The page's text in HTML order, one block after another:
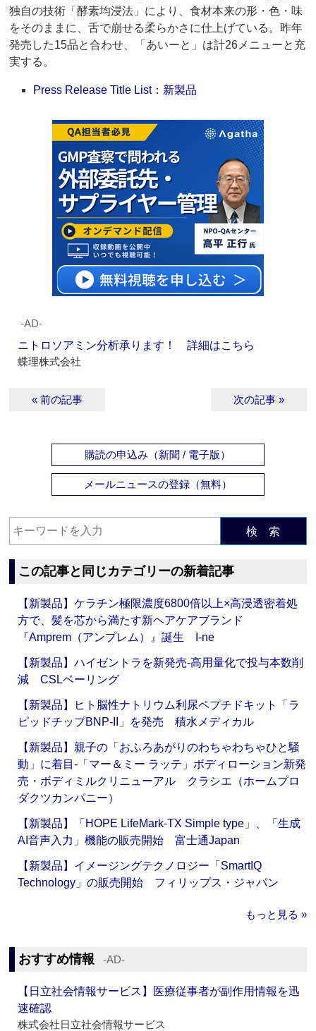
独自の技術「酵素均浸法」により、食材本来の形・色・味
をそのままに、舌で崩せる柔らかさに仕上げている。昨年
発売した15品と合わせ、「あいーと」は計26メニューと充
実する。
Press Release Title List：新製品
‐AD‐
ニトロソアミン分析承ります！ 詳細はこちら
蝶理株式会社
« 前の記事 次の記事 »
購読の申込み（新聞 / 電子版）
メールニュースの登録（無料）
検 索
この記事と同じカテゴリーの新着記事
【新製品】ケラチン極限濃度6800倍以上×高浸透密着処
方で、髪を芯から満たす新ヘアケアブランド
『Amprem（アンプレム）』誕生 I-ne
【新製品】ハイゼントラを新発売‐高用量化で投与本数削
減 CSLベーリング
【新製品】ヒト脳性ナトリウム利尿ペプチドキット「ラ
ピッドチップBNP-II」を発売 積水メディカル
【新製品】親子の「おふろあがりのわちゃわちゃひと騒
動」に着目‐「マー＆ミー ラッテ」ボディローション新発
売・ボディミルクリニューアル クラシエ（ホームプロ
ダクツカンパニー）
【新製品】「HOPE LifeMark-TX Simple type」、「生成
AI音声入力」機能の販売開始 富士通Japan
【新製品】イメージングテクノロジー「SmartIQ
Technology」の販売開始 フィリップス・ジャパン
もっと見る »
おすすめ情報 ‐AD‐
【日立社会情報サービス】医療従事者が副作用情報を迅
速確認
株式会社日立社会情報サービス